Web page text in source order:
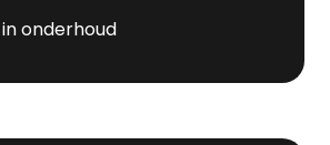
onderhoud